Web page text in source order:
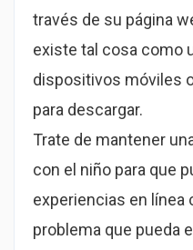
través de su página
existe tal cosa como
dispositivos móviles
para descargar.
Trate de mantener
con el niño para que
experiencias en línea
problema que pueda